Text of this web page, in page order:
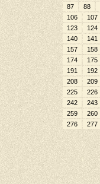
87
88
106
107
123
124
140
141
157
158
174
175
191
192
208
209
225
226
242
243
259
260
276
277